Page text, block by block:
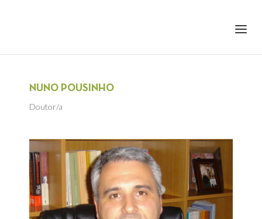
NUNO POUSINHO
Doutor/a